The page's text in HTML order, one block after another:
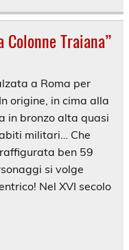
Traiana”
a Roma per
origine, in cima alla
in bronzo alta quasi
militari… Che
ben 59
si volge
Nel XVI secolo